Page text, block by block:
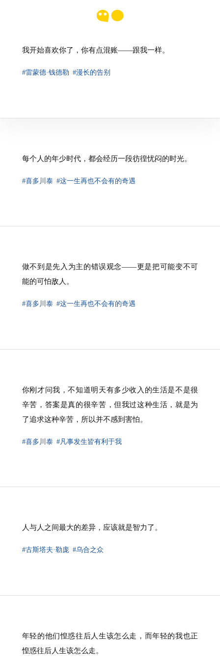
我开始喜欢你了，你有点混账——跟我一样。
#雷蒙德·钱德勒 #漫长的告别
⁠每个人的年少时代，都会经历一段彷徨忧闷的时光。
#喜多川泰 #这一生再也不会有的奇遇
做不到是先入为主的错误观念——更是把可能变不可
能的可怕敌人。
#喜多川泰 #这一生再也不会有的奇遇
你刚才问我，不知道明天有多少收入的生活是不是很
辛苦，答案是真的很辛苦，但我过这种生活，就是为
了追求这种辛苦，所以并不感到害怕。
#喜多川泰 #凡事发生皆有利于我
人与人之间最大的差异，应该就是智力了。
#古斯塔夫·勒庞 #乌合之众
年轻的他们惶惑往后人生该怎么走，而年轻的我也正
惶惑往后人生该怎么走。